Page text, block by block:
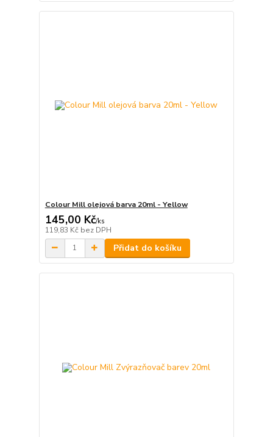
Colour Mill olejová barva 20ml - Yellow
145,00 Kč/ks
119,83 Kč bez DPH
Přidat do košíku